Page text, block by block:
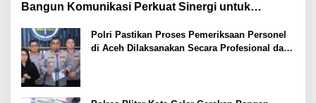
Bangun Komunikasi Perkuat Sinergi untuk
Polri Pastikan Proses Pemeriksaan Personel
di Aceh Dilaksanakan Secara Profesional dan